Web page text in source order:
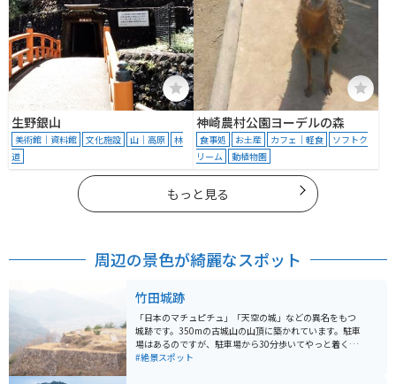
生野銀山
美術館｜資料館 文化施設 山｜高原
林
道
神崎農村公園ヨーデルの森
食事処 お土産 カフェ｜軽食
ソフトク
リーム
動植物園
もっと見る
周辺の景色が綺麗なスポット
竹田城跡
「日本のマチュピチュ」「天空の城」などの異名をもつ
城跡です。350mの古城山の山頂に築かれています。駐車
場はあるのですが、駐車場から30分歩いてやっと着くよ
うな場所にあります。歩いていくのは大変ですが、城跡
#絶景スポット